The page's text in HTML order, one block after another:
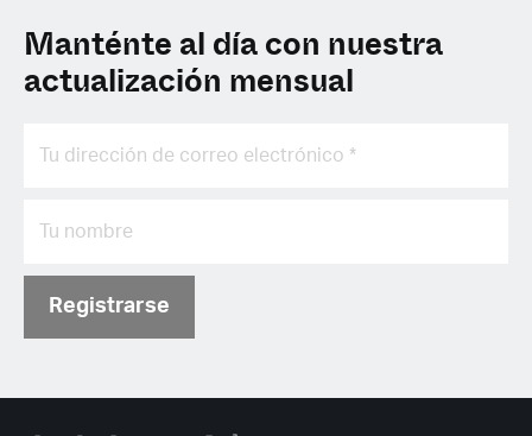
Manténte al día con nuestra
actualización mensual
Registrarse